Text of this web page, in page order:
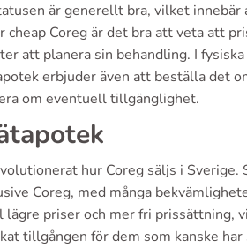
är generellt bra, vilket
cheap Coreg är det bra att veta att
att planera sin behandling. I
erbjuder även att beställa det
om eventuell tillgänglighet.
hur Coreg säljs i
Coreg, med många
priser och mer fri prissättning,
tillgången för dem som kanske